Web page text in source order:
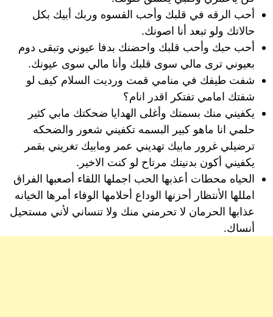
أحب الرقه في قلبك وأحب القسوه وربك أبيك بكل
حالاتك ولو تبعد أنا اصونك.
أحب حبك وأحب قلبك واحضنك بدفا عيوني وتبقى دوم
بعيوني ترى مالي سوى قلبك وأنا مالي سوى عيونك.
شفت طيفك في منامي قمت ورديت السلام كيف لو
شفتك امامي تفتكر اقدر انام؟
يكفيني منك بسمتك وأغلى الهدايا ضحكتك مابي كثير
حلمي انا ماهو كبير البسمه تكفيني شعور والضحكه
ترضيلي غرور مابيك تهديني عمر ومابيك تغريني بقمر
يكفيني أكون بدنيتك مرتاح لو كنت الاخير.
الحياه محطات أعذبها الحب اجملها اللقاء أصعبها الفراق
امللها الأنتظار أحزنها الوداع أحلامها الوفاء أمرها الخيانه
عذابها الحرمان لا تحرمني منك ولا تنساني لأني مستحيل
أنساك.